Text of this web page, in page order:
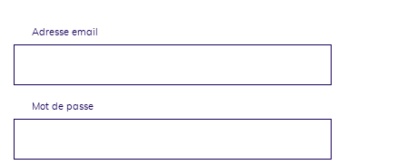
Adresse email
Mot de passe